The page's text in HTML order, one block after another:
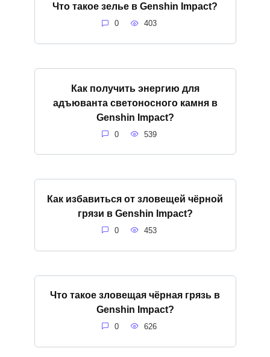
Что такое зелье в Genshin Impact?
0 403
Как получить энергию для
адъюванта светоносного камня в
Genshin Impact?
0 539
Как избавиться от зловещей чёрной
грязи в Genshin Impact?
0 453
Что такое зловещая чёрная грязь в
Genshin Impact?
0 626